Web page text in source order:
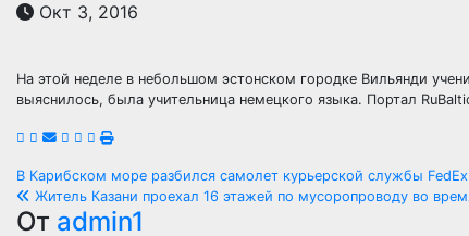
Окт 3, 2016
На этой неделе в небольшом эстонском городке Вильянди
выяснилось, была учительница немецкого языка. Портал
Навигация
по
В Карибском море разбился самолет курьерской службы FedEx
Житель Казани проехал 16 этажей по мусоропроводу во
От admin1